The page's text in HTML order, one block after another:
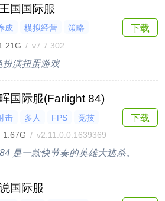
国国际服
成 模拟经营
策略
/ v7.7.302
扮演扭蛋游戏
下载
国际服(Farlight 84)
击 多人 FPS
竞技
1.67G / v2.11.0.0.1639369
是一款快节奏的英雄大逃杀。
下载
国际服